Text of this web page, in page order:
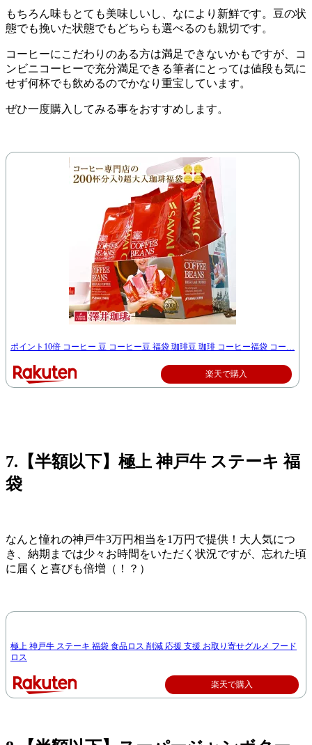
もちろん味もとても美味しいし、なにより新鮮です。豆の状
態でも挽いた状態でもどちらも選べるのも親切です。
コーヒーにこだわりのある方は満足できないかもですが、コ
ンビニコーヒーで充分満足できる筆者にとっては値段も気に
せず何杯でも飲めるのでかなり重宝しています。
ぜひ一度購入してみる事をおすすめします。
ポイント10倍 コーヒー 豆 コーヒー豆 福袋 珈琲豆 珈琲 コーヒー福袋 コー…
楽天で購入
7.【半額以下】極上 神戸牛 ステーキ 福
袋
なんと憧れの神戸牛3万円相当を1万円で提供！大人気につ
き、納期までは少々お時間をいただく状況ですが、忘れた頃
に届くと喜びも倍増（！？）
極上 神戸牛 ステーキ 福袋 食品ロス 削減 応援 支援 お取り寄せグルメ フード
ロス
楽天で購入